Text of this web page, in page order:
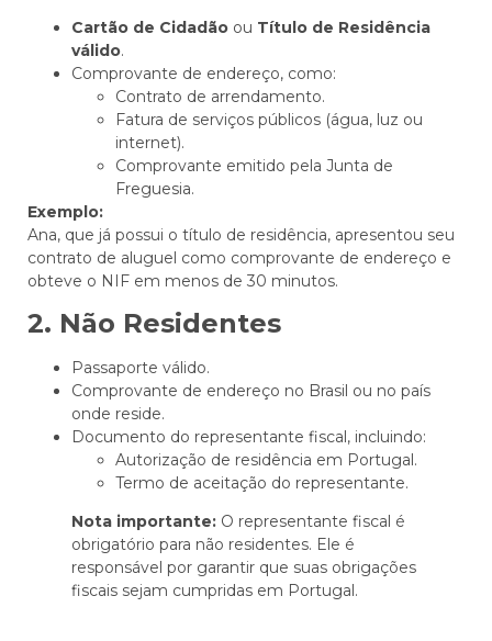
Cartão de Cidadão ou Título de Residência
válido.
Comprovante de endereço, como:
Contrato de arrendamento.
Fatura de serviços públicos (água, luz ou
internet).
Comprovante emitido pela Junta de
Freguesia.
Exemplo:
Ana, que já possui o título de residência, apresentou seu
contrato de aluguel como comprovante de endereço e
obteve o NIF em menos de 30 minutos.
2. Não Residentes
Passaporte válido.
Comprovante de endereço no Brasil ou no país
onde reside.
Documento do representante fiscal, incluindo:
Autorização de residência em Portugal.
Termo de aceitação do representante.
Nota importante: O representante fiscal é
obrigatório para não residentes. Ele é
responsável por garantir que suas obrigações
fiscais sejam cumpridas em Portugal.